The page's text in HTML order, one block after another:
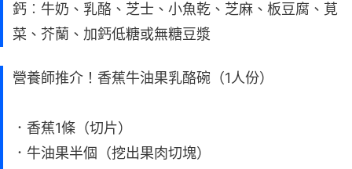
鈣︰牛奶、乳酪、芝士、小魚乾、芝麻、板豆腐、莧
菜、芥蘭、加鈣低糖或無糖豆漿
營養師推介！香蕉牛油果乳酪碗（1人份）
．香蕉1條（切片）
．牛油果半個（挖出果肉切塊）